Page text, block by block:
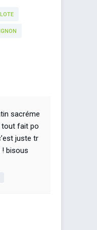
sacréme
tout fait po
juste tr
bisous